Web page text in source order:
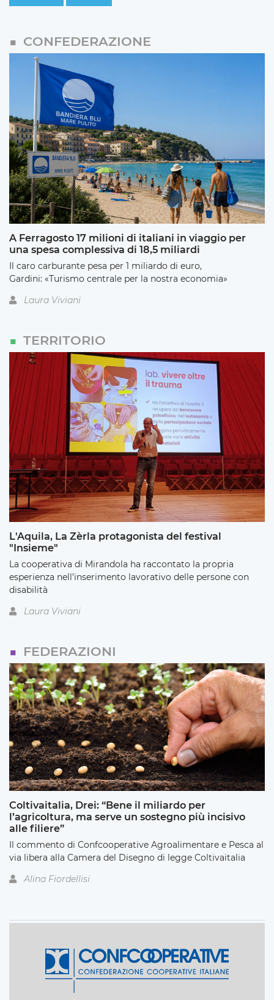
CONFEDERAZIONE
A Ferragosto 17 milioni di italiani in viaggio per
una spesa complessiva di 18,5 miliardi
Il caro carburante pesa per 1 miliardo di euro,
Gardini: «Turismo centrale per la nostra economia»
Laura Viviani
TERRITORIO
L'Aquila, La Zèrla protagonista del festival
"Insieme"
La cooperativa di Mirandola ha raccontato la propria
esperienza nell’inserimento lavorativo delle persone con
disabilità
Laura Viviani
FEDERAZIONI
Coltivaitalia, Drei: “Bene il miliardo per
l’agricoltura, ma serve un sostegno più incisivo
alle filiere”
Il commento di Confcooperative Agroalimentare e Pesca al
via libera alla Camera del Disegno di legge Coltivaitalia
Alina Fiordellisi